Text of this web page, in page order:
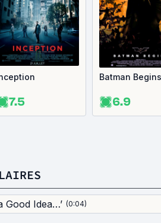
7.5
Batman Begins
6.9
Good Idea…’ (0:04)